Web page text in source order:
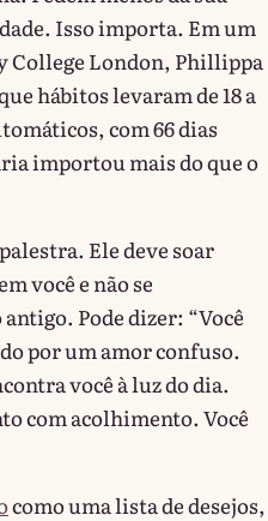
Isso importa. Em um
College London, Phillippa
hábitos levaram de 18 a
com 66 dias
importou mais do que o
Ele deve soar
você e não se
Pode dizer: “Você
por um amor confuso.
você à luz do dia.
com acolhimento. Você
como uma lista de desejos,